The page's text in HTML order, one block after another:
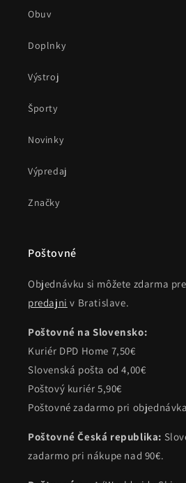
Obuv
Doplnky
Výstroj
Športy
Novinky
Výpredaj
Značky
Poštovné
Objednávku si môžete zdarma
predajni v Bratislave.
Poštovné na Slovensko:
Kuriér DPD Home 7,50€
Slovenská pošta od 4,00€
Poštový kuriér 5,90€
Poštovné zadarmo pri
Poštovné Česká republika:
zadarmo pri nákupe nad 90€.